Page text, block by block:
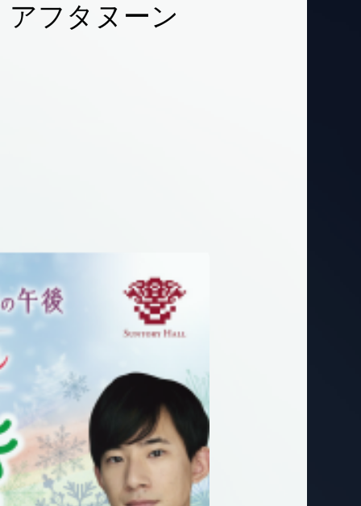
フタヌーン